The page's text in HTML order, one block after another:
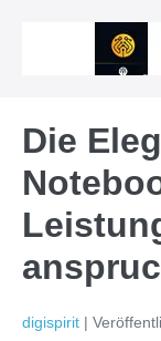
Die
digispirit |